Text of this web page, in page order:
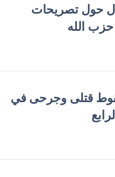
حول تصريحات
حزب الله
قتلى وجرحى في